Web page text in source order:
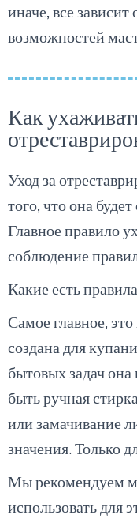
иначе, все
возможностей
Как
Уход за
того, что она
Главное правило
соблюдение
Какие есть
Самое главное,
создана для
бытовых задач
быть ручная
или замачивание
значения. Только
Мы рекомендуем
использовать